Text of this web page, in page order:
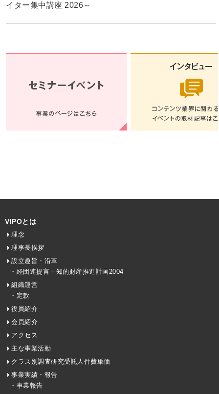
イター集中講座 2026～
VIPOとは
理念
理事長挨拶
設立趣旨・沿革
・経団連提言－知的財産推進計画2004
組織運営
・定款
役員紹介
会員紹介
アクセス
主な事業活動
クラス別調査研究受託人件費単価
事業実績・報告
・事業報告